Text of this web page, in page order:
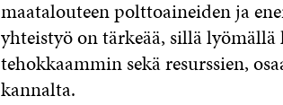
maatalouteen polttoaineiden ja
yhteistyö on tärkeää, sillä
tehokkaammin sekä resurssien,
kannalta.